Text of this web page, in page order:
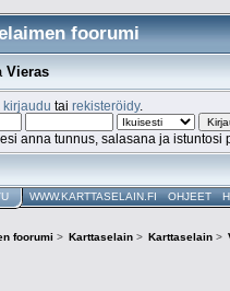
foorumi
Vieras
kirjaudu tairekisteröidy.
anna tunnus, salasana ja istuntosi
WWW.KARTTASELAIN.FI OHJEET
foorumi > Karttaselain> Karttaselain>